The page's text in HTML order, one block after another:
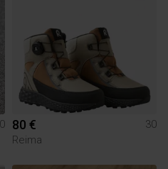
80 €
30
Reima